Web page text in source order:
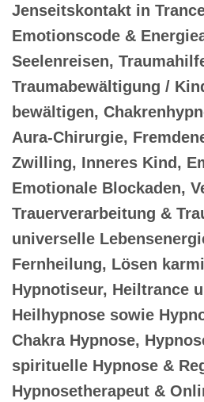
Jenseitskontakt in
Emotionscode &
Seelenreisen,
Traumabewältigung /
bewältigen,
Aura-Chirurgie,
Zwilling, Inneres Kind,
Emotionale Blockaden,
Trauerverarbeitung &
universelle
Fernheilung, Lösen
Hypnotiseur, Heiltrance
Heilhypnose sowie
Chakra Hypnose,
spirituelle Hypnose &
Hypnosetherapeut &